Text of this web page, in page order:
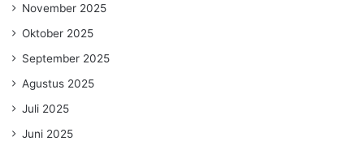
November 2025
Oktober 2025
September 2025
Agustus 2025
Juli 2025
Juni 2025